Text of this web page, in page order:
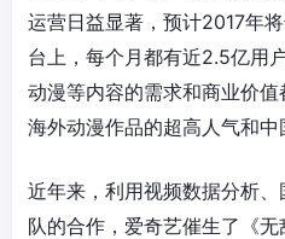
运营日益显著，预计2017年
台上，每个月都有近2.5亿用
动漫等内容的需求和商业价
海外动漫作品的超高人气和中
近年来，利用视频数据分析
队的合作，爱奇艺催生了《